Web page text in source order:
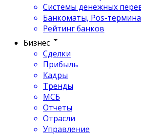
Системы денежных
Банкоматы, Pos-
Рейтинг банков
Бизнес
Сделки
Прибыль
Кадры
Тренды
МСБ
Отчеты
Отрасли
Управление